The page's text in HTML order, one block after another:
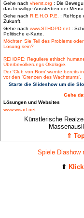
Gehe nach vhemt.org : Die
das freiwillige Aussterben der
Gehe nach R.E.H.O.P.E. : ReHope
Zukunft.
Gehe nach www.STHOPD.net :
Politische e-Karte.
Möchten Sie Teil des Problems
Lösung sein?
REHOPE: Reguliere ethisch
Überbevölkerungs Ökologie.
Der 'Club von Rom' warnte bereits
vor den 'Grenzen des Wachstums'.
Starte die Slideshow um die
Gehe
Lösungen und Websites
www.wisart.net
Künstlerische
⇑
Spiele Diashow
⇑